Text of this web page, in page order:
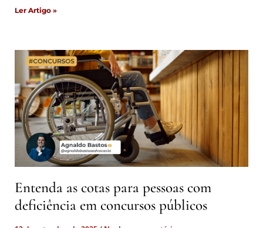
Ler Artigo »
Entenda as cotas para pessoas com
deficiência em concursos públicos